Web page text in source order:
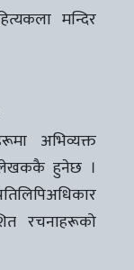
मन्दिर
अभिव्यक्त
लेखककै हुनेछ ।
रचनाहरूको